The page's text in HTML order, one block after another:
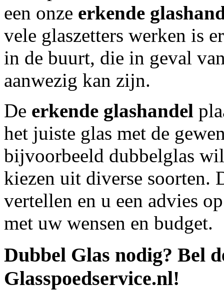
een onze erkende
vele glaszetters werken is
in de buurt, die in geval
aanwezig kan zijn.
De erkende glashandel
het juiste glas met de
bijvoorbeeld dubbelglas
kiezen uit diverse soorten.
vertellen en u een advies
met uw wensen en budget.
Dubbel Glas nodig? Bel
Glasspoedservice.nl!